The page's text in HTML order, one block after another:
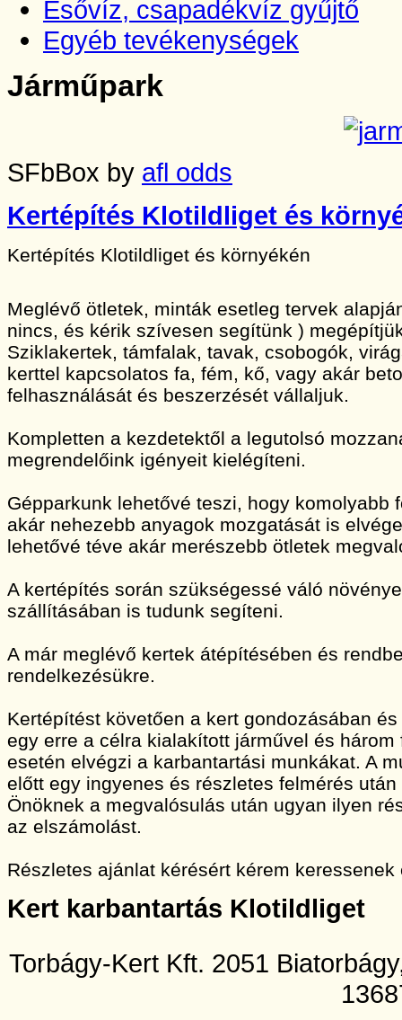
Esővíz, csapadékvíz gyűjtő
Egyéb tevékenységek
Járműpark
SFbBox by afl odds
Kertépítés Klotildliget és
Kertépítés Klotildliget és környékén
Meglévő ötletek, minták esetleg tervek
nincs, és kérik szívesen segítünk )
Sziklakertek, támfalak, tavak, csobogók,
kerttel kapcsolatos fa, fém, kő, vagy akár
felhasználását és beszerzését vállaljuk.
Kompletten a kezdetektől a legutolsó
megrendelőink igényeit kielégíteni.
Gépparkunk lehetővé teszi, hogy komolyabb
akár nehezebb anyagok mozgatását is
lehetővé téve akár merészebb ötletek
A kertépítés során szükségessé váló
szállításában is tudunk segíteni.
A már meglévő kertek átépítésében és
rendelkezésükre.
Kertépítést követően a kert gondozásában
egy erre a célra kialakított járművel és
esetén elvégzi a karbantartási munkákat. A
előtt egy ingyenes és részletes felmérés
Önöknek a megvalósulás után ugyan ilyen
az elszámolást.
Részletes ajánlat kérésért kérem
Kert karbantartás Klotildliget
Torbágy-Kert Kft. 2051